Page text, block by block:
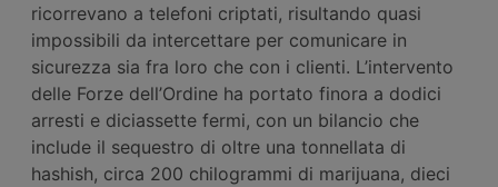
ricorrevano a telefoni criptati, risultando quasi
impossibili da intercettare per comunicare in
sicurezza sia fra loro che con i clienti. L’intervento
delle Forze dell’Ordine ha portato finora a dodici
arresti e diciassette fermi, con un bilancio che
include il sequestro di oltre una tonnellata di
hashish, circa 200 chilogrammi di marijuana, dieci